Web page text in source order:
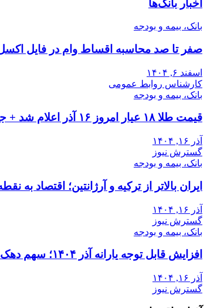
اخبار بانک‌ها
بانک، بیمه و بودجه
صفر تا صد محاسبه اقساط وام در فایل
اسفند ۶, ۱۴۰۴
کارشناس روابط عمومی
بانک، بیمه و بودجه
قیمت طلا ۱۸ عیار امروز ۱۶ آذر اعلام شد + جدول
آذر ۱۶, ۱۴۰۴
گسترش نیوز
بانک، بیمه و بودجه
ایران بالاتر از ترکیه و آرژانتین؛ اقتصاد
آذر ۱۶, ۱۴۰۴
گسترش نیوز
بانک، بیمه و بودجه
افزایش قابل توجه یارانه آذر ۱۴۰۴؛ سهم دهک‌های ۱ تا ۳ رکورد زد
آذر ۱۶, ۱۴۰۴
گسترش نیوز